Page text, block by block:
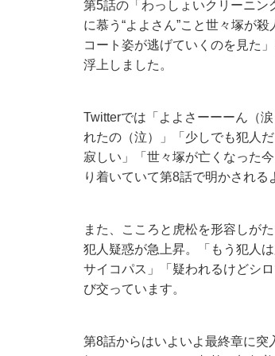
第5話の「わっしょいクリーニン
に慕う“よよさん”こと世々塚が
コート姿が逃げていくのを見た
浮上しました。
Twitterでは「よよさーーーん（
れたの（泣）」「少しでも犯人
寂しい」「世々塚が亡くなった
り着いていて第8話で明かされる
また、こころと虎松を形容しが
犯人疑惑が急上昇。「もう犯人
サイコパス」「疑われるけどシ
び交っています。
第8話からはいよいよ最終章に突